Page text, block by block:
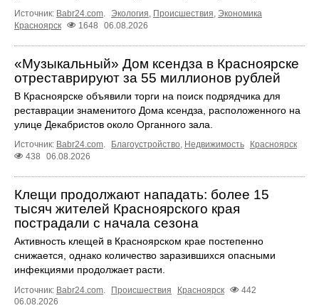
Источник: Babr24.com Экология Происшествия Экономика
Красноярск
1648 06.08.2026
«Музыкальный» Дом ксендза в Красноярске
отреставрируют за 55 миллионов рублей
В Красноярске объявили торги на поиск подрядчика для
реставрации знаменитого Дома ксендза, расположенного на
улице Декабристов около Органного зала.
Источник: Babr24.com. Благоустройство, Недвижимость
Красноярск
438
06.08.2026
Клещи продолжают нападать: более 15
тысяч жителей Красноярского края
пострадали с начала сезона
Активность клещей в Красноярском крае постепенно
снижается, однако количество заразившихся опасными
инфекциями продолжает расти.
Источник: Babr24.com. Происшествия Красноярск
442
06.08.2026